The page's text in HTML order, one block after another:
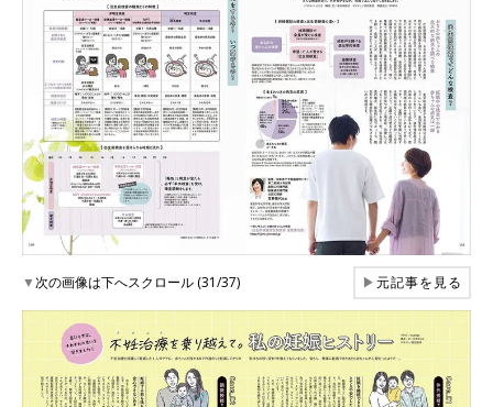
▼次の画像は下へスクロール (31/37) ▶元記事を見る